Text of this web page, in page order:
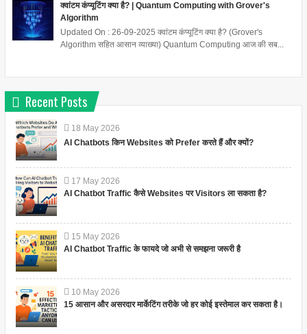
क्वांटम कंप्यूटिंग क्या है? | Quantum Computing with Grover's
Algorithm
Updated On : 26-09-2025 क्वांटम कंप्यूटिंग क्या है? (Grover's
Algorithm सहित आसान व्याख्या) Quantum Computing आज की सब...
Recent Posts
18 May 2026
AI Chatbots किन Websites को Prefer करते हैं और क्यों?
17 May 2026
AI Chatbot Traffic कैसे Websites पर Visitors ला सकता है?
15 May 2026
AI Chatbot Traffic के फायदे जो अभी से समझना जरूरी है
10 May 2026
15 आसान और असरदार मार्केटिंग तरीके जो हर कोई इस्तेमाल कर सकता है।